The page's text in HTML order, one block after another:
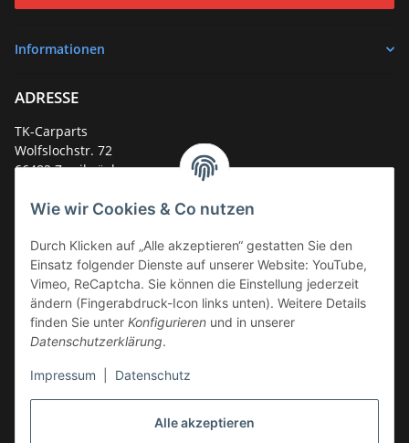
Alle akzeptieren
Wie wir Cookies & Co nutzen
Durch Klicken auf „Alle akzeptieren“ gestatten Sie den
Einsatz folgender Dienste auf unserer Website: YouTube,
Vimeo, ReCaptcha. Sie können die Einstellung jederzeit
ändern (Fingerabdruck-Icon links unten). Weitere Details
finden Sie unter Konfigurieren und in unserer
Datenschutzerklärung.
Impressum Datenschutz
Informationen
ADRESSE
TK-Carparts
Wolfslochstr. 72
66482 Zweibrücken
E-Mail:mail@tk-carparts.de
Montag-Donnerstag von 13 bis 16 Uhr